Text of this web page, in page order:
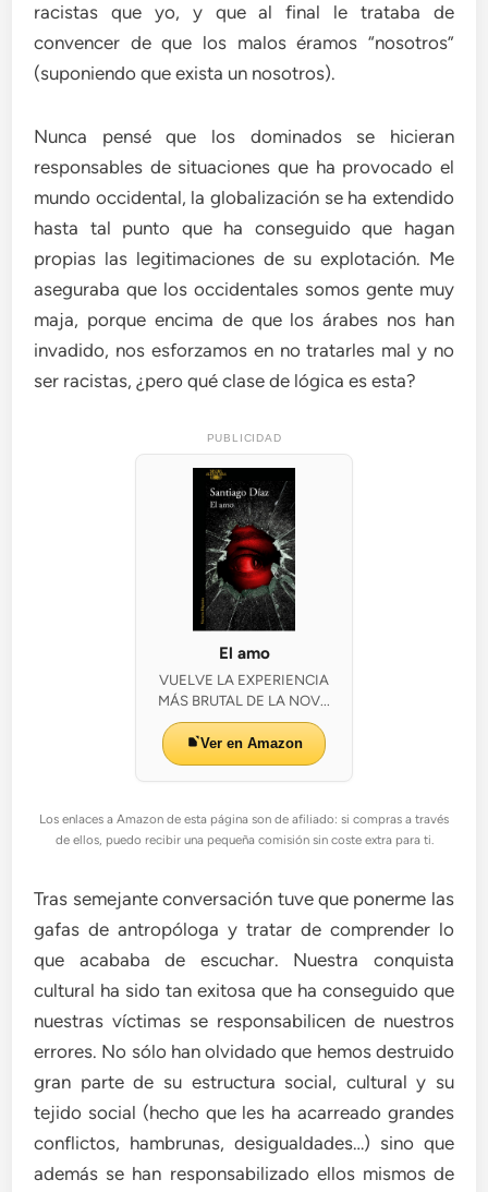
racistas que yo, y que al final le trataba de
convencer de que los malos éramos “nosotros”
(suponiendo que exista un nosotros).
Nunca pensé que los dominados se hicieran
responsables de situaciones que ha provocado el
mundo occidental, la globalización se ha extendido
hasta tal punto que ha conseguido que hagan
propias las legitimaciones de su explotación. Me
aseguraba que los occidentales somos gente muy
maja, porque encima de que los árabes nos han
invadido, nos esforzamos en no tratarles mal y no
ser racistas, ¿pero qué clase de lógica es esta?
PUBLICIDAD
El amo
VUELVE LA EXPERIENCIA
MÁS BRUTAL DE LA NOV...
Ver en Amazon
Los enlaces a Amazon de esta página son de afiliado: si compras a través
de ellos, puedo recibir una pequeña comisión sin coste extra para ti.
Tras semejante conversación tuve que ponerme las
gafas de antropóloga y tratar de comprender lo
que acababa de escuchar. Nuestra conquista
cultural ha sido tan exitosa que ha conseguido que
nuestras víctimas se responsabilicen de nuestros
errores. No sólo han olvidado que hemos destruido
gran parte de su estructura social, cultural y su
tejido social (hecho que les ha acarreado grandes
conflictos, hambrunas, desigualdades…) sino que
además se han responsabilizado ellos mismos de